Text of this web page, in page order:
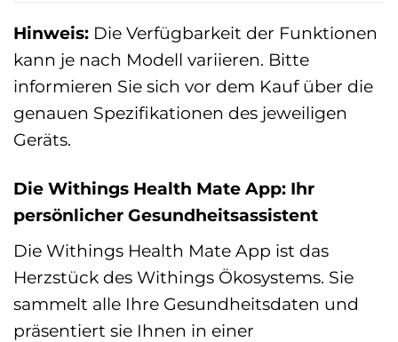
Hinweis: Die Verfügbarkeit der Funktionen
kann je nach Modell variieren. Bitte
informieren Sie sich vor dem Kauf über die
genauen Spezifikationen des jeweiligen
Geräts.
Die Withings Health Mate App: Ihr
persönlicher Gesundheitsassistent
Die Withings Health Mate App ist das
Herzstück des Withings Ökosystems. Sie
sammelt alle Ihre Gesundheitsdaten und
präsentiert sie Ihnen in einer